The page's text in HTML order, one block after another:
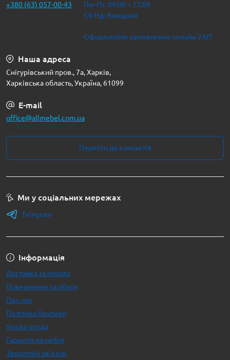
+380 (63) 057-00-43
Пн–Пт: 09:00 – 17:00
Сб-Нд: Вихідний
Оформляйте замовлення онлайн 24/7
Наша адреса
Снігурівський пров., 7а, Харків,
Харківська область, Україна, 61099
E-mail
office@allmebel.com.ua
Перейти до контактів
Інформація
Доставка та оплата
Повернення та обмін
Про нас
Політика безпеки
Умови угоди
Гарантія на меблі
Зворотній зв’язок
Ми у соціальних мережах
Telegram